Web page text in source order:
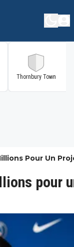
Thornbury Town
Pour Un
pour